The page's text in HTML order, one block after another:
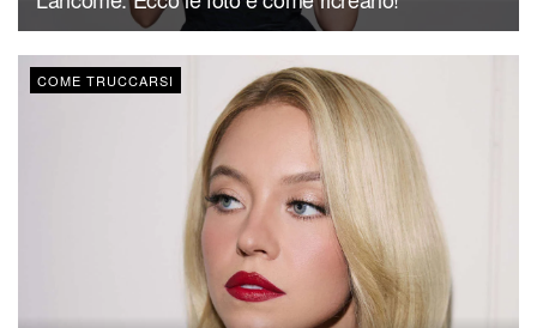
COME TRUCCARSI